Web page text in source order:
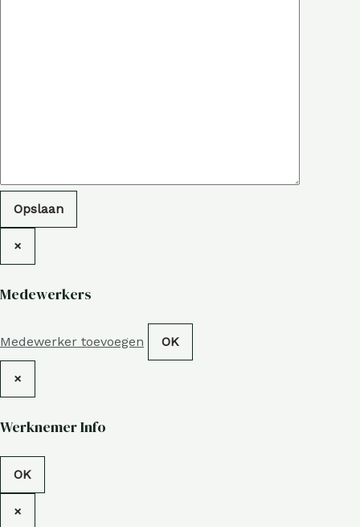
Opslaan
×
Medewerkers
Medewerker toevoegen OK
×
Werknemer Info
OK
×